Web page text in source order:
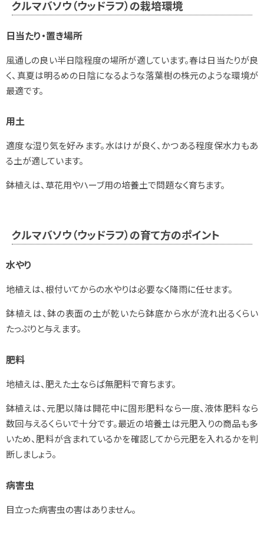
クルマバソウ（ウッドラフ）の栽培環境
日当たり・置き場所
風通しの良い半日陰程度の場所が適しています。春は日当たりが良
く、真夏は明るめの日陰になるような落葉樹の株元のような環境が
最適です。
用土
適度な湿り気を好みます。水はけが良く、かつある程度保水力もあ
る土が適しています。
鉢植えは、草花用やハーブ用の培養土で問題なく育ちます。
クルマバソウ（ウッドラフ）の育て方のポイント
水やり
地植えは、根付いてからの水やりは必要なく降雨に任せます。
鉢植えは、鉢の表面の土が乾いたら鉢底から水が流れ出るくらい
たっぷりと与えます。
肥料
地植えは、肥えた土ならば無肥料で育ちます。
鉢植えは、元肥以降は開花中に固形肥料なら一度、液体肥料なら
数回与えるくらいで十分です。最近の培養土は元肥入りの商品も多
いため、肥料が含まれているかを確認してから元肥を入れるかを判
断しましょう。
病害虫
目立った病害虫の害はありません。